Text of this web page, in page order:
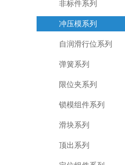
非标件系列
冲压模系列
自润滑行位系列
弹簧系列
限位夹系列
锁模组件系列
滑块系列
顶出系列